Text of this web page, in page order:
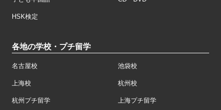
HSK検定
各地の学校・プチ留学
名古屋校 池袋校
上海校 杭州校
杭州プチ留学 上海プチ留学